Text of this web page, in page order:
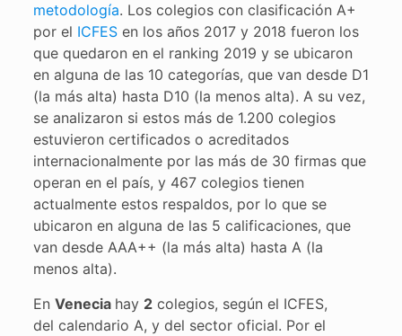
metodología. Los colegios con clasificación A+
por el ICFESen los años 2017 y 2018 fueron los
que quedaron en el ranking 2019 y se ubicaron
en alguna de las 10 categorías, que van desde D1
(la más alta) hasta D10 (la menos alta). A su vez,
se analizaron si estos más de 1.200 colegios
estuvieron certificados o acreditados
internacionalmente por las más de 30 firmas que
operan en el país, y 467 colegios tienen
actualmente estos respaldos, por lo que se
ubicaron en alguna de las 5 calificaciones, que
van desde AAA++ (la más alta) hasta A (la
menos alta).
En Venecia hay 2colegios, según el ICFES,
del calendario A, y del sector oficial. Por el